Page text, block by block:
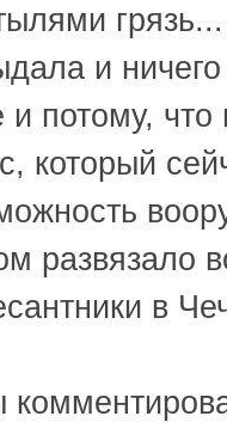
и
потому, что
который
развязало
в